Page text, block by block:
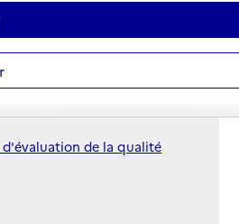
de la qualité